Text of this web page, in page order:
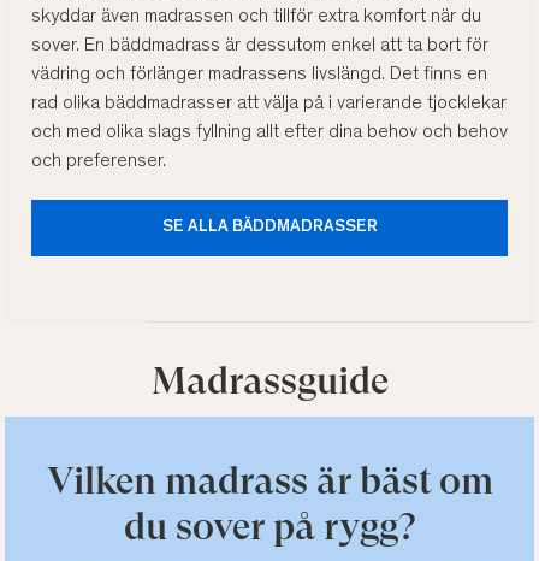
skyddar även madrassen och tillför extra komfort när du
sover. En bäddmadrass är dessutom enkel att ta bort för
vädring och förlänger madrassens livslängd. Det finns en
rad olika bäddmadrasser att välja på i varierande tjocklekar
och med olika slags fyllning allt efter dina behov och behov
och preferenser.
SE ALLA BÄDDMADRASSER
Madrassguide
Vilken madrass är bäst om
du sover på rygg?